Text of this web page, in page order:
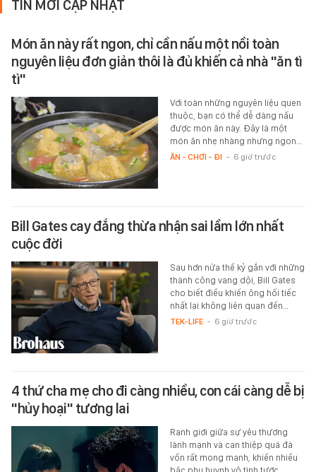
TIN MỚI CẬP NHẬT
Món ăn này rất ngon, chỉ cần nấu một nồi toàn
nguyên liệu đơn giản thôi là đủ khiến cả nhà "ăn tì
tì"
Với toàn những nguyên liệu quen
thuộc, bạn có thể dễ dàng nấu
được món ăn này. Đây là một
món ăn nhẹ nhàng nhưng ngon…
ĂN - CHƠI - ĐI - 6 giờ trước
Bill Gates cay đắng thừa nhận sai lầm lớn nhất
cuộc đời
Sau hơn nửa thế kỷ gắn với những
thành công vang dội, Bill Gates
cho biết điều khiến ông hối tiếc
nhất lại không liên quan đến…
TEK-LIFE - 6 giờ trước
4 thứ cha mẹ cho đi càng nhiều, con cái càng dễ bị
"hủy hoại" tương lai
Ranh giới giữa sự yêu thương
lành mạnh và can thiệp quá đà
vốn rất mong manh, khiến nhiều